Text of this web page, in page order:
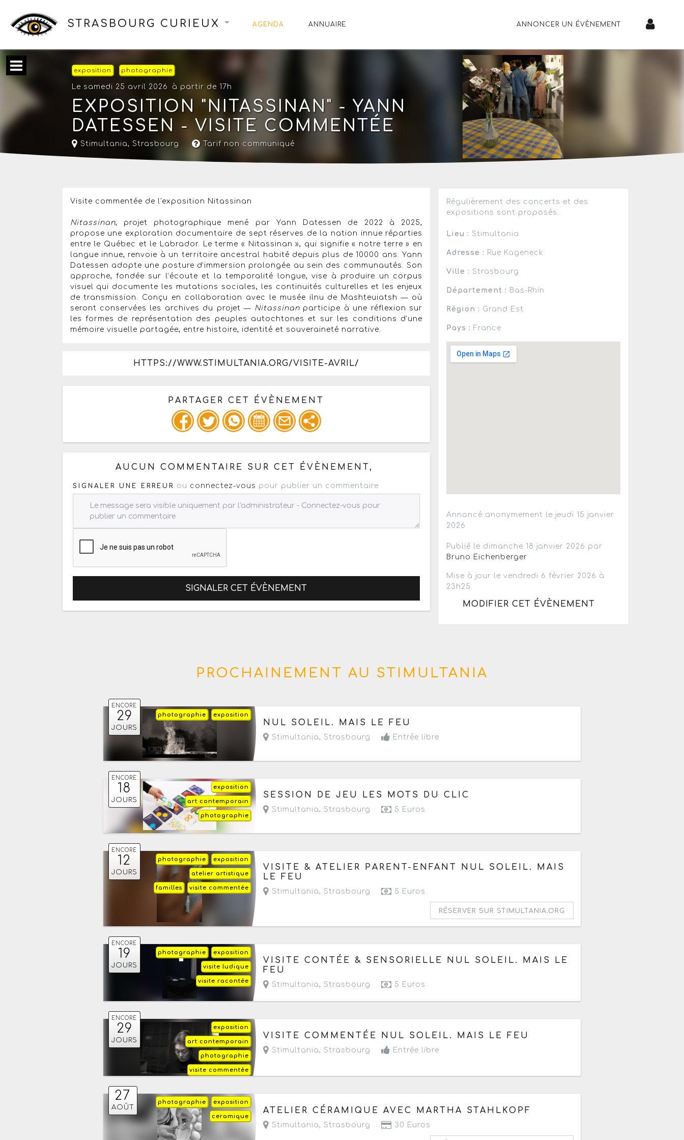
STRASBOURG CURIEUX AGENDA ANNUAIRE ANNONCER UN ÉVÈNEMENT
exposition photographie
Le samedi 25 avril 2026 à partir de 17h
EXPOSITION "NITASSINAN" - YANN
DATESSEN - VISITE COMMENTÉE
Stimultania, Strasbourg Tarif non communiqué
Visite commentée de l'exposition Nitassinan
Nitassinan, projet photographique mené par Yann Datessen de 2022 à 2025,
propose une exploration documentaire de sept réserves de la nation innue réparties
entre le Québec et le Labrador. Le terme « Nitassinan », qui signifie « notre terre » en
langue innue, renvoie à un territoire ancestral habité depuis plus de 10000 ans. Yann
Datessen adopte une posture d’immersion prolongée au sein des communautés. Son
approche, fondée sur l’écoute et la temporalité longue, vise à produire un corpus
visuel qui documente les mutations sociales, les continuités culturelles et les enjeux
de transmission. Conçu en collaboration avec le musée ilnu de Mashteuiatsh — où
seront conservées les archives du projet — Nitassinanparticipe à une réflexion sur
les formes de représentation des peuples autochtones et sur les conditions d’une
mémoire visuelle partagée, entre histoire, identité et souveraineté narrative.
HTTPS://WWW.STIMULTANIA.ORG/VISITE-AVRIL/
PARTAGER CET ÉVÈNEMENT
Copiez les infos ci-dessous pour un : mail / forum / réseau social
AUCUN COMMENTAIRE SUR CET ÉVÈNEMENT,
SIGNALER UNE ERREUR ou connectez-vous pour publier un commentaire
SIGNALER CET ÉVÈNEMENT
Régulièrement des concerts et des
expositions sont proposés.
Lieu : Stimultania
Adresse : Rue Kageneck
Ville : Strasbourg
Département : Bas-Rhin
Région : Grand Est
Pays : France
Annoncé anonymement le jeudi 15 janvier
2026
Publié le dimanche 18 janvier 2026 par
Bruno Eichenberger
Mise à jour le vendredi 6 février 2026 à
23h25
MODIFIER CET ÉVÈNEMENT
PROCHAINEMENT AU STIMULTANIA
ENCORE
29
JOURS
exposition
photographie
Du vendredi 22 mai au samedi 5 septembre 2026
NUL SOLEIL. MAIS LE FEU
Stimultania, Strasbourg Entrée libre
ENCORE
18
JOURS
exposition
art contemporain
photographie
Du mardi 30 juin au mardi 25 août 2026 à partir de 18h
SESSION DE JEU LES MOTS DU CLIC
Stimultania, Strasbourg 5 Euros
ENCORE
12
JOURS
exposition
photographie
atelier artistique
visite commentée
familles
Du mercredi 22 juillet au mercredi 19 août 2026
à partir de 14h
- Prochaine date le mercredi 12 août 2026
VISITE & ATELIER PARENT-ENFANT NUL SOLEIL. MAIS
LE FEU
Stimultania, Strasbourg 5 Euros
RÉSERVER SUR STIMULTANIA.ORG
ENCORE
19
JOURS
exposition
photographie
visite ludique
visite racontée
Du mercredi 22 juillet au mercredi 26 août 2026 à partir de 10h
VISITE CONTÉE & SENSORIELLE NUL SOLEIL. MAIS LE
FEU
Stimultania, Strasbourg 5 Euros
ENCORE
29
JOURS
exposition
art contemporain
photographie
visite commentée
Du samedi 25 juillet au samedi 5 septembre 2026 à partir de 17h
VISITE COMMENTÉE NUL SOLEIL. MAIS LE FEU
Stimultania, Strasbourg Entrée libre
27
AOÛT
exposition
photographie
ceramique
Le jeudi 27 août 2026 à partir de 18h
ATELIER CÉRAMIQUE AVEC MARTHA STAHLKOPF
Stimultania, Strasbourg 30 Euros